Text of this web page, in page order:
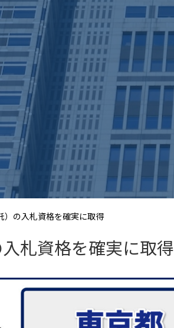
）の入札資格を確実に取得
札資格を確実に取得